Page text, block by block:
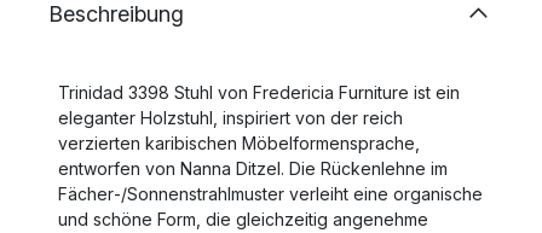
Beschreibung
Trinidad 3398 Stuhl von Fredericia Furniture ist ein
eleganter Holzstuhl, inspiriert von der reich
verzierten karibischen Möbelformensprache,
entworfen von Nanna Ditzel. Die Rückenlehne im
Fächer‑/Sonnenstrahlmuster verleiht eine organische
und schöne Form, die gleichzeitig angenehme